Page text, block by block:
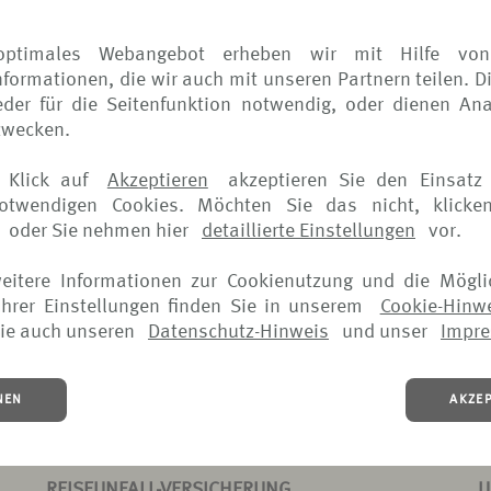
Webangebot erheben wir mit Hilfe von
die wir auch mit unseren Partnern teilen.
für die Seitenfunktion notwendig, oder dienen
Klick auf Akzeptieren
akzeptieren Sie den
Cookies. Möchten Sie das nicht,
oder Sie nehmen hier detaillierte Einstellungen vor.
Informationen zur Cookienutzung und die
Einstellungen finden Sie in unserem
Cookie-
auch unseren
Datenschutz-Hinweis und unser
REISEGEPÄCK-VERSICHERUNG
(PDF, 101 KB)
DOWNLOAD >